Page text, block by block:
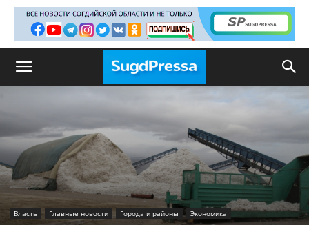
Власть Главные новости Города и районы Экономика